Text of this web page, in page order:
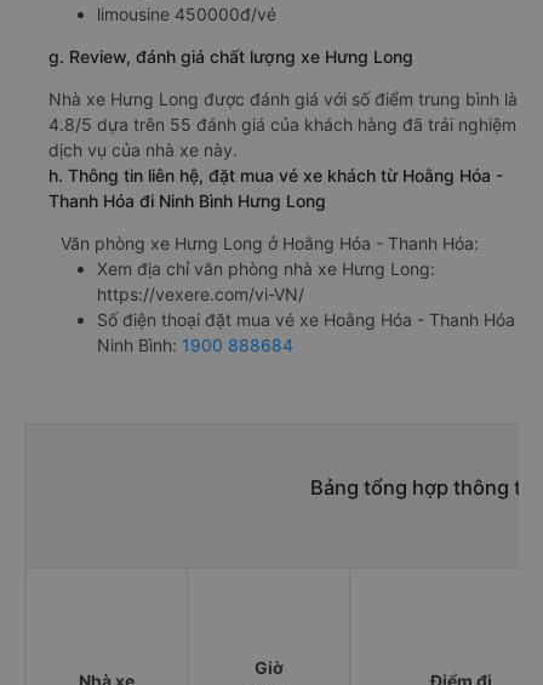
limousine 450000đ/vé
g. Review, đánh giá chất lượng xe Hưng Long
Nhà xe Hưng Long được đánh giá với số điểm trung bình là
4.8/5 dựa trên 55 đánh giá của khách hàng đã trải nghiệm
dịch vụ của nhà xe này.
h. Thông tin liên hệ, đặt mua vé xe khách từ Hoằng Hóa -
Thanh Hóa đi Ninh Bình Hưng Long
Văn phòng xe Hưng Long ở Hoằng Hóa - Thanh Hóa:
Xem địa chỉ văn phòng nhà xe Hưng Long:
https://vexere.com/vi-VN/
Số điện thoại đặt mua vé xe Hoằng Hóa - Thanh Hóa
Ninh Bình: 1900 888684
Bảng tổng hợp thông
Nhà xe
Giờ
Điểm đi